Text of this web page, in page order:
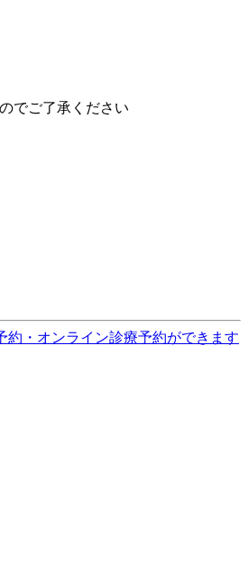
でご了承ください
約・オンライン診療予約ができます